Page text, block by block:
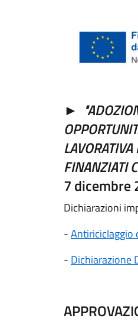
►
FINANZIATI
7 dicembre
Dichiarazioni
-Antiriciclaggio
- Dichiarazione